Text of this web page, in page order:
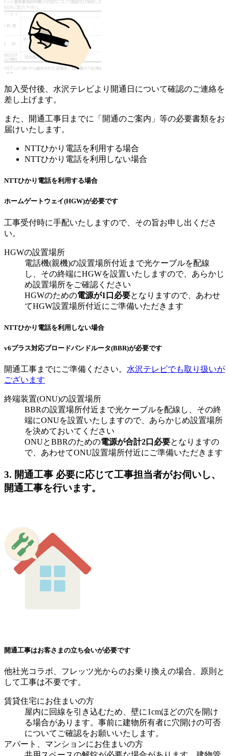
加入受付後、水沢テレビより開通日について確認のご連絡を
差し上げます。
また、開通工事日までに「開通のご案内」等の必要書類をお
届けいたします。
NTTひかり電話を利用する場合
NTTひかり電話を利用しない場合
NTTひかり電話を利用する場合
ホームゲートウェイ(HGW)が必要です
工事受付時に手配いたしますので、その旨お申し出くださ
い。
HGWの設置場所
電話機(親機)の設置場所付近まで光ケーブルを配線
し、その終端にHGWを設置いたしますので、あらかじ
め設置場所をご確認ください
HGWのための電源が1口必要となりますので、あわせ
てHGW設置場所付近にご準備いただきます
NTTひかり電話を利用しない場合
v6プラス対応ブロードバンドルータ(BBR)が必要です
開通工事までにご準備ください。 水沢テレビでも取り扱いが
ございます
終端装置(ONU)の設置場所
BBRの設置場所付近まで光ケーブルを配線し、その終
端にONUを設置いたしますので、あらかじめ設置場所
を決めておいてください
ONUとBBRのための電源が合計2口必要となりますの
で、あわせてONU設置場所付近にご準備いただきます
3. 開通工事 必要に応じて工事担当者がお伺いし、
開通工事を行います。
開通工事はお客さまの立ち会いが必要です
他社光コラボ、フレッツ光からのお乗り換えの場合、原則と
して工事は不要です。
賃貸住宅にお住まいの方
屋内に回線を引き込むため、壁に1cmほどの穴を開け
る場合があります。事前に建物所有者に穴開けの可否
についてご確認をお願いいたします。
アパート、マンションにお住まいの方